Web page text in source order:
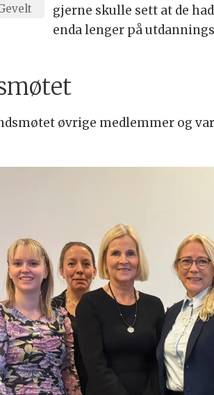
gjerne skulle sett at de
enda lenger på
øvrige medlemmer og